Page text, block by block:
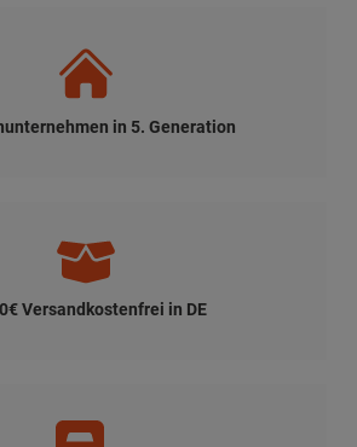
in 5. Generation
Versandkostenfrei in DE